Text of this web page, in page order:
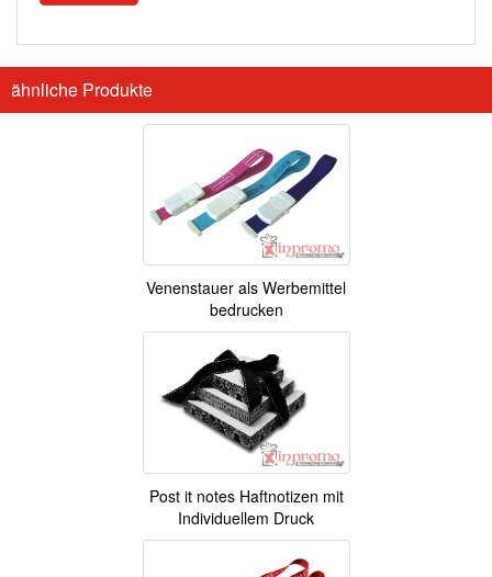
ähnliche Produkte
Venenstauer als Werbemittel
bedrucken
Post it notes Haftnotizen mit
Individuellem Druck